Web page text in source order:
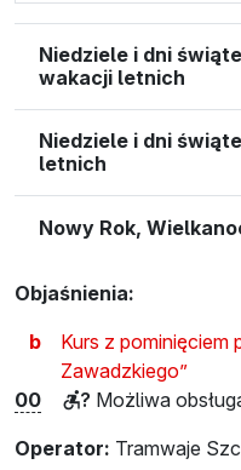
Niedziele i dni
wakacji letnich
Niedziele i dni
letnich
Nowy Rok,
Objaśnienia:
b
Kurs z pominięciem
Zawadzkiego”
00
? Możliwa
Operator: Tramwaje